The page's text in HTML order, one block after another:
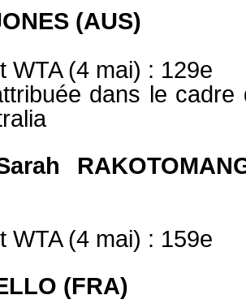
(AUS)
WTA (4 mai) : 129e
dans le
WTA (4 mai) : 159e
(FRA)